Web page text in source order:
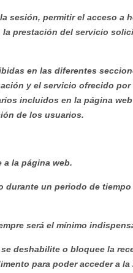
sesión, permitir el acceso a
prestación del servicio
en las diferentes
y el servicio ofrecido por
incluidos en la página
de los usuarios.
la página web.
un periodo de
será el mínimo
deshabilite o bloquee la
para poder acceder a